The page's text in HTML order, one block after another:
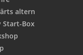
altern
Start-Box